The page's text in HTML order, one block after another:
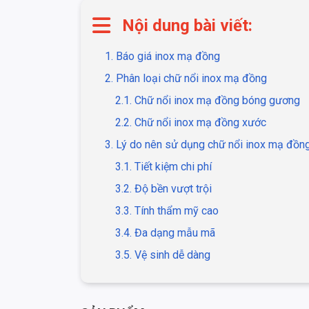
Nội dung bài viết:
1. Báo giá inox mạ đồng
2. Phân loại chữ nổi inox mạ đồng
2.1. Chữ nổi inox mạ đồng bóng gương
2.2. Chữ nổi inox mạ đồng xước
3. Lý do nên sử dụng chữ nổi inox mạ
3.1. Tiết kiệm chi phí
3.2. Độ bền vượt trội
3.3. Tính thẩm mỹ cao
3.4. Đa dạng mẫu mã
3.5. Vệ sinh dễ dàng